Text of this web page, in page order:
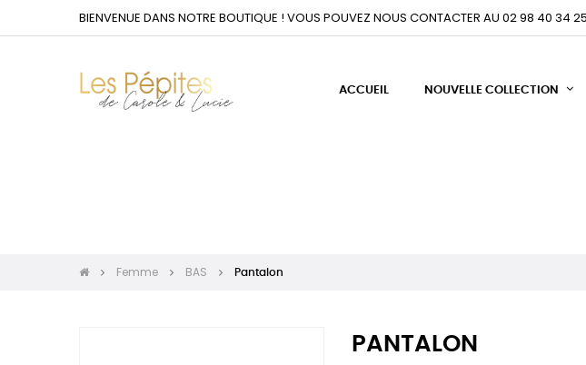
BIENVENUE DANS NOTRE BOUTIQUE ! VOUS POUVEZ NOUS CONTACTER AU 02 98 40 34 25
ACCUEIL NOUVELLE COLLECTION
Femme BAS Pantalon
PANTALON